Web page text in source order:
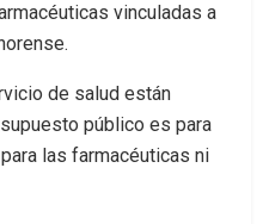
vinculadas a
de salud están
público es para
las farmacéuticas ni